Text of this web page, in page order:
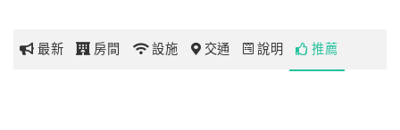
玩
或者驅車前進國立傳統藝術中心、冬山河親水公園、蘭陽博
最新 房間 設施 交通 說明 推薦